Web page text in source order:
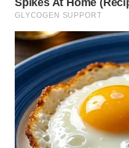
WN
KARO
WN
SIMALUNGUN
WN
LABUHANBATU